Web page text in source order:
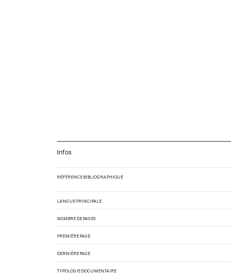
Infos
RÉFÉRENCE BIBLIOGRAPHIQUE
LANGUE PRINCIPALE
NOMBRE DE PAGES
PREMIÈRE PAGE
DERNIÈRE PAGE
TYPOLOGIE DOCUMENTAIRE